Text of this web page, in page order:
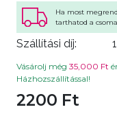
Ha most
tarthatod a
Szállítási díj:
Vásárolj még 35,000 Ft
Házhozszállítással!
2200 Ft